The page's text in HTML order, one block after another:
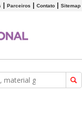
Parceiros Contato Sitemap